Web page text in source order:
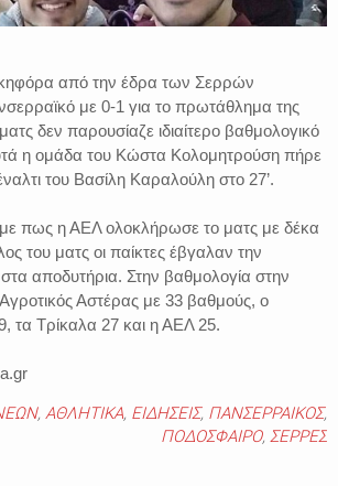
από την έδρα των Σερρών
με 0-1 για το πρωτάθλημα της
δεν παρουσίαζε ιδιαίτερο βαθμολογικό
η ομάδα του Κώστα Κολομητρούση πήρε
του Βασίλη Καραλούλη στο 27’.
πως η ΑΕΛ ολοκλήρωσε το ματς με δέκα
του ματς οι παίκτες έβγαλαν την
αποδυτήρια. Στην βαθμολογία στην
Αστέρας με 33 βαθμούς, ο
τα Τρίκαλα 27 και η ΑΕΛ 25.
, ΑΘΛΗΤΙΚΑ, ΕΙΔΗΣΕΙΣ, ΠΑΝΣΕΡΡΑΙΚΟΣ,
ΠΟΔΟΣΦΑΙΡΟ, ΣΕΡΡΕΣ